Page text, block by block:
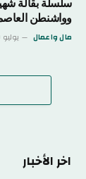
وواشنطن
مال واعمال يوليو 30, 2026
اخر الأخبار